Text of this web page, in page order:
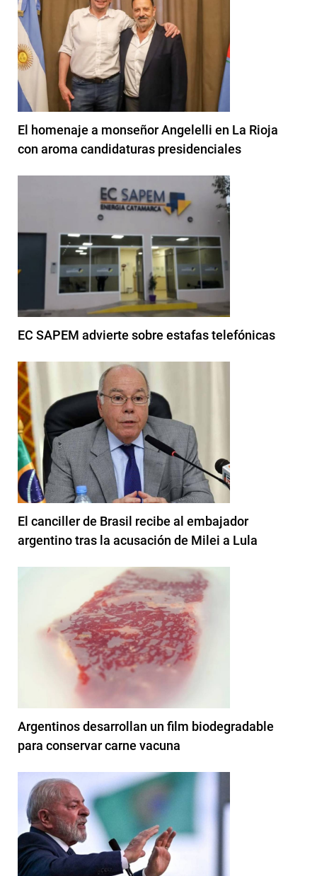
El homenaje a monseñor Angelelli en La Rioja
con aroma candidaturas presidenciales
EC SAPEM advierte sobre estafas telefónicas
El canciller de Brasil recibe al embajador
argentino tras la acusación de Milei a Lula
Argentinos desarrollan un film biodegradable
para conservar carne vacuna